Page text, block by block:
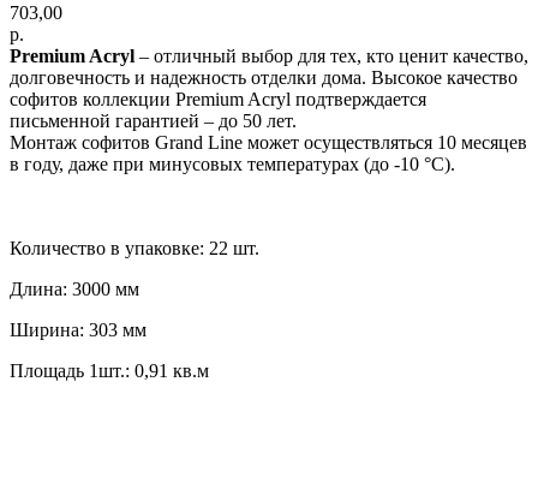
703,00
р.
Premium Acryl – отличный выбор для тех, кто ценит качество,
долговечность и надежность отделки дома. Высокое качество
софитов коллекции Premium Acryl подтверждается
письменной гарантией – до 50 лет.
Монтаж софитов Grand Line может осуществляться 10 месяцев
в году, даже при минусовых температурах (до -10 °C).
Количество в упаковке: 22 шт.
Длина: 3000 мм
Ширина: 303 мм
Площадь 1шт.: 0,91 кв.м